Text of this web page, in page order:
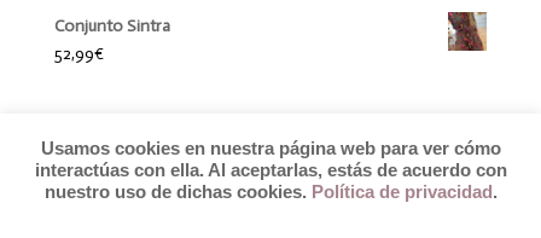
Conjunto Sintra
52,99€
Usamos cookies en nuestra página web para ver cómo
interactúas con ella. Al aceptarlas, estás de acuerdo con
nuestro uso de dichas cookies. Política de privacidad .